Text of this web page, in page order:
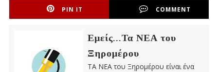
PIN IT COMMENT
Εμείς...Τα ΝΕΑ του
Ξηρομέρου
ΤΑ ΝΕΑ του Ξηρομέρου είναι ένα